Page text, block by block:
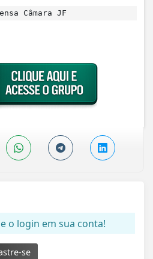
Câmara JF
o login em sua conta!
se